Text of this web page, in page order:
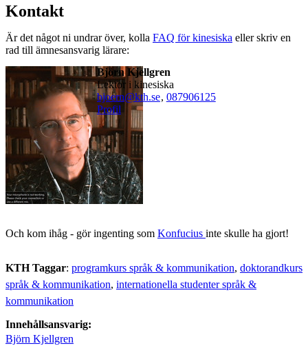
Kontakt
Är det något ni undrar över, kolla FAQ för kinesiska eller skriv en
rad till ämnesansvarig lärare:
Björn Kjellgren
lektor i kinesiska
bjoern@kth.se, 087906125
Profil
Och kom ihåg - gör ingenting som Konfucius inte skulle ha gjort!
KTH Taggar: programkurs språk & kommunikation doktorandkurs
språk & kommunikation internationella studenter språk &
kommunikation
Innehållsansvarig:
Björn Kjellgren